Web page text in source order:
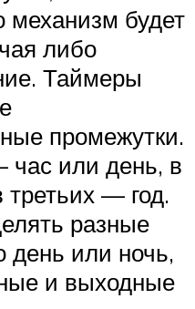
механизм будет
либо
Таймеры
промежутки.
или день, в
— год.
разные
день или ночь,
и выходные